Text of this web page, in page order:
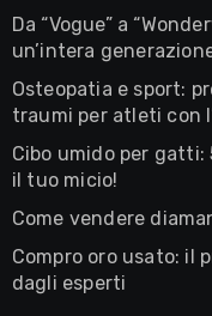
Da “Vogue” a
un’intera
Osteopatia e sport:
traumi per atleti con
Cibo umido per
il tuo micio!
Come vendere
Compro oro usato: il
dagli esperti